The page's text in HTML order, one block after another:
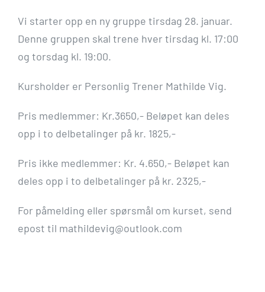
Vi starter opp en ny gruppe tirsdag 28. januar.
Denne gruppen skal trene hver tirsdag kl. 17:00
og torsdag kl. 19:00.
Kursholder er Personlig Trener Mathilde Vig.
Pris medlemmer: Kr.3650,- Beløpet kan deles
opp i to delbetalinger på kr. 1825,-
Pris ikke medlemmer: Kr. 4.650,- Beløpet kan
deles opp i to delbetalinger på kr. 2325,-
For påmelding eller spørsmål om kurset, send
epost til mathildevig@outlook.com